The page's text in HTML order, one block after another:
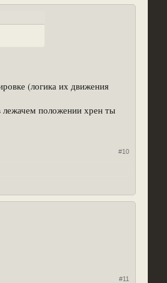
(логика их движения
лежачем положении хрен ты
#10
#11